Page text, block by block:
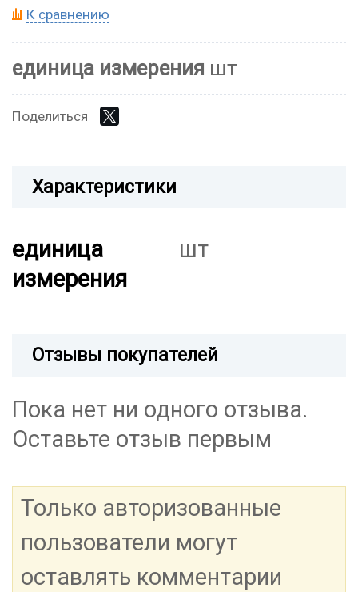
К сравнению
единица измерения шт
Поделиться
Характеристики
единица
измерения
шт
Отзывы покупателей
Пока нет ни одного отзыва.
Оставьте отзыв первым
Только авторизованные
пользователи могут
оставлять комментарии